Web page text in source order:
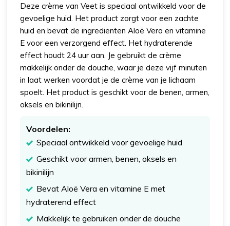
Deze crème van Veet is speciaal ontwikkeld voor de
gevoelige huid. Het product zorgt voor een zachte
huid en bevat de ingrediënten Aloë Vera en vitamine
E voor een verzorgend effect. Het hydraterende
effect houdt 24 uur aan. Je gebruikt de crème
makkelijk onder de douche, waar je deze vijf minuten
in laat werken voordat je de crème van je lichaam
spoelt. Het product is geschikt voor de benen, armen,
oksels en bikinilijn.
Voordelen:
Speciaal ontwikkeld voor gevoelige huid
Geschikt voor armen, benen, oksels en
bikinilijn
Bevat Aloë Vera en vitamine E met
hydraterend effect
Makkelijk te gebruiken onder de douche